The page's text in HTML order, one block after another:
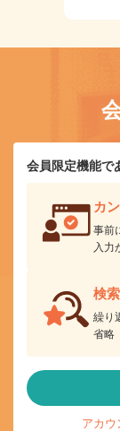
会員限定機能で
カ
事前
入力
検
繰り
省略
アカウ